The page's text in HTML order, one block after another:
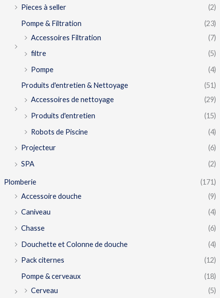
Pieces à seller
(2)
Pompe & Filtration
(23)
Accessoires Filtration
(7)
filtre
(5)
Pompe
(4)
Produits d'entretien & Nettoyage
(51)
Accessoires de nettoyage
(29)
Produits d'entretien
(15)
Robots de Piscine
(4)
Projecteur
(6)
SPA
(2)
Plomberie
(171)
Accessoire douche
(9)
Caniveau
(4)
Chasse
(6)
Douchette et Colonne de douche
(4)
Pack citernes
(12)
Pompe & cerveaux
(18)
Cerveau
(5)